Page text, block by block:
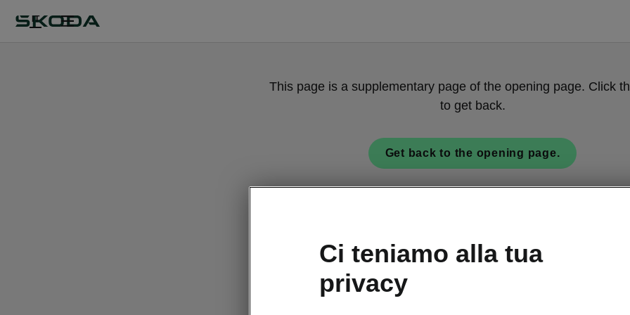
IT
This page is a supplementary page of the opening page. Click
to get back.
Get back to the opening page.
Ci teniamo alla tua
privacy